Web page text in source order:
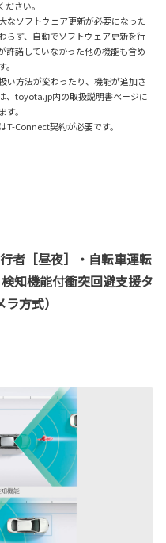
さい。
なソフトウェア更新が必要になった
らず、自動でソフトウェア更新を行
許諾していなかった他の機能も含め
い方法が変わったり、機能が追加さ
、toyota.jp内の取扱説明書ページに
。
Connect契約が必要です。
者［昼夜］・自転車運転
知機能付衝突回避支援タ
方式）